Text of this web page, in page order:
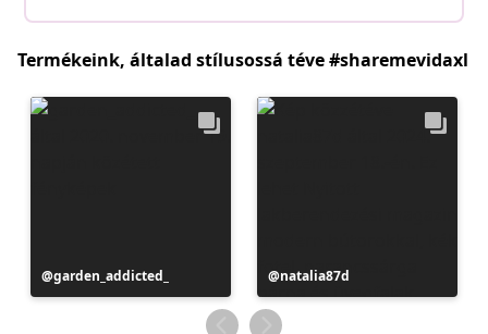
Termékeink, általad stílusossá téve #sharemevidaxl
Bejegyzés
közzétevője
garden_addicted_
Bejegyzés
közzétevője
natalia87d